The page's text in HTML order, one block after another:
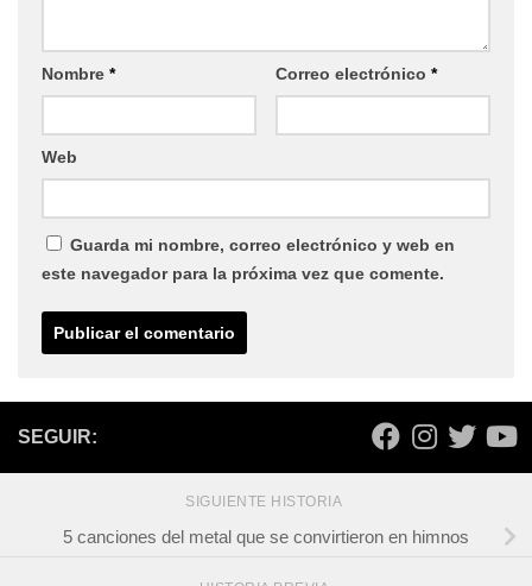
Nombre * Correo electrónico *
Web
Guarda mi nombre, correo electrónico y web en
este navegador para la próxima vez que comente.
SEGUIR:
SIGUIENTE HISTORIA
5 canciones del metal que se convirtieron en himnos